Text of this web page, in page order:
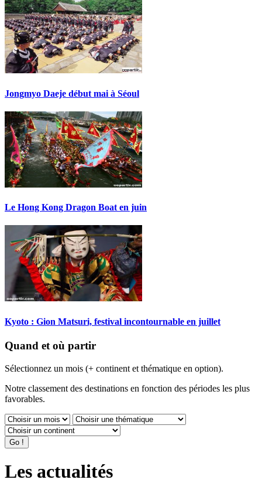
Jongmyo Daeje début mai à Séoul
Le Hong Kong Dragon Boat en juin
Kyoto : Gion Matsuri, festival incontournable en juillet
Quand et où partir
Sélectionnez un mois (+ continent et thématique en option).
Notre classement des destinations en fonction des périodes les plus
favorables.
Les actualités